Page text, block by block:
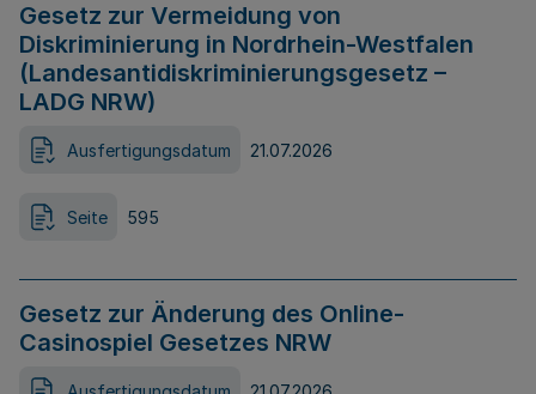
Gesetz zur Vermeidung von
Diskriminierung in Nordrhein-Westfalen
(Landesantidiskriminierungsgesetz –
LADG NRW)
Ausfertigungsdatum 21.07.2026
Seite 595
Gesetz zur Änderung des Online-
Casinospiel Gesetzes NRW